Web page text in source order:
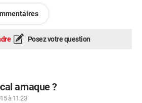
Posez votre question
arnaque ?
à 11:23